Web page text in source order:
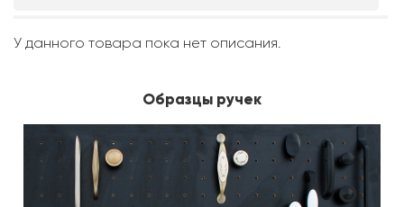
У данного товара пока нет описания.
Образцы ручек